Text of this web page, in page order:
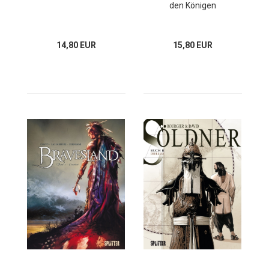
14,80 EUR
den Königen
15,80 EUR